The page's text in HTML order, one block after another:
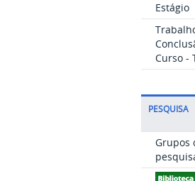
Estágio
Curso -
PESQUISA
Grupos